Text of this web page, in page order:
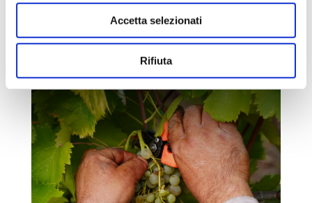
Accetta selezionati
Rifiuta
GALLERY